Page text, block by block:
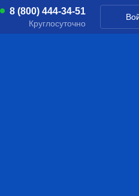
8 (800) 444-34-51
Круглосуточно